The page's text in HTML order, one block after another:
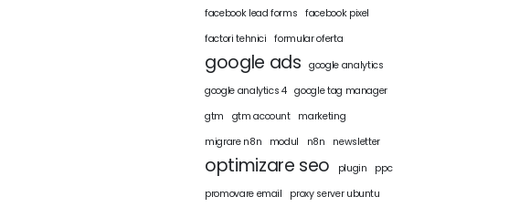
facebook lead forms
facebook pixel
factori tehnici
formular oferta
google ads
google analytics
google analytics 4 google tag manager
gtm
gtm account
marketing
migrare n8n
modul n8n newsletter
optimizare seo plugin
ppc
promovare email
proxy server ubuntu